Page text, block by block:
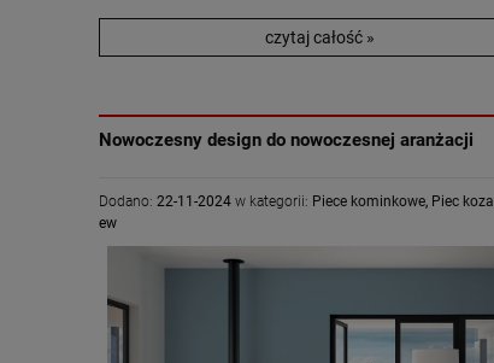
czytaj całość »
Nowoczesny design do nowoczesnej aranżacji
Dodano: 22-11-2024 w kategorii: Piece kominkowe, Piec koza
ew